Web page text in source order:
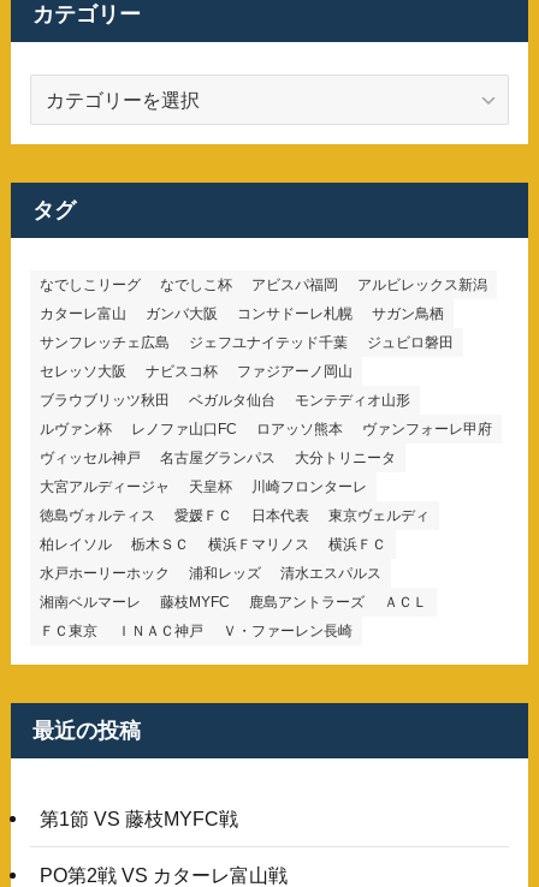
カテゴリー
ゴ
リ
ー
タグ
なでしこリーグ なでしこ杯 アビスパ福岡
アルビレックス新潟
カターレ富山
ガンバ大阪 コンサドーレ札幌
サガン鳥栖
サンフレッチェ広島
ジェフユナイテッド千葉
ジュビロ磐田
セレッソ大阪
ナビスコ杯
ファジアーノ岡山
ブラウブリッツ秋田
ベガルタ仙台
モンテディオ山形
ルヴァン杯
レノファ山口FC ロアッソ熊本
ヴァンフォーレ甲府
ヴィッセル神戸
名古屋グランパス
大分トリニータ
大宮アルディージャ
天皇杯
川崎フロンターレ
徳島ヴォルティス
愛媛ＦＣ 日本代表
東京ヴェルディ
柏レイソル
栃木ＳＣ 横浜Ｆマリノス
横浜ＦＣ
水戸ホーリーホック
浦和レッズ
清水エスパルス
湘南ベルマーレ
藤枝MYFC 鹿島アントラーズ
ＡＣＬ
ＦＣ東京
ＩＮＡＣ神戸 Ｖ・ファーレン長崎
最近の投稿
第1節 VS 藤枝MYFC戦
PO第2戦 VS カターレ富山戦